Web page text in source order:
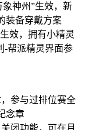
象神州”生效，新
装备穿戴方案
效，拥有小精灵
-帮派精灵界面参
参与过排位赛全
念章
闭功能，可在月